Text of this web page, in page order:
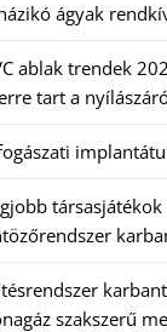
ágyak
ablak trendek
tart a
szakszerű